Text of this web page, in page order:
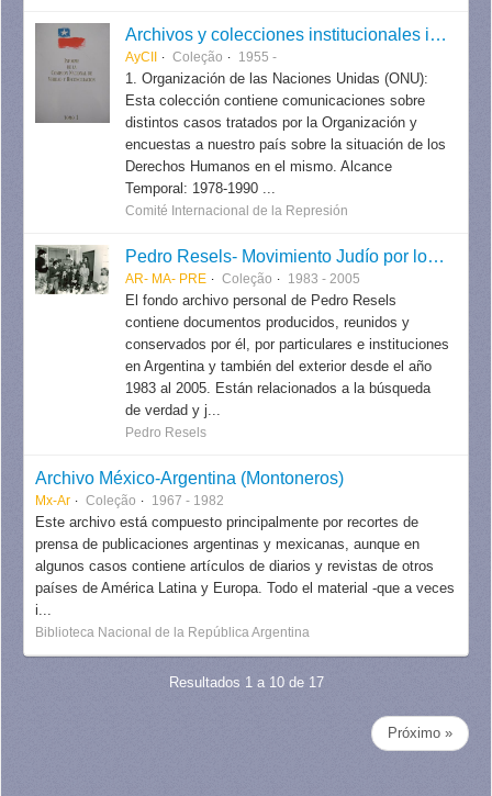
Archivos y colecciones institucionales internacionales
AyCII Coleção 1955 -
1. Organización de las Naciones Unidas (ONU):
Esta colección contiene comunicaciones sobre
distintos casos tratados por la Organización y
encuestas a nuestro país sobre la situación de los
Derechos Humanos en el mismo. Alcance
Temporal: 1978-1990 ...
Comité Internacional de la Represión
Pedro Resels- Movimiento Judío por los Derechos Humanos
AR- MA- PRE Coleção 1983 - 2005
El fondo archivo personal de Pedro Resels
contiene documentos producidos, reunidos y
conservados por él, por particulares e instituciones
en Argentina y también del exterior desde el año
1983 al 2005. Están relacionados a la búsqueda
de verdad y j...
Pedro Resels
Archivo México-Argentina (Montoneros)
Mx-Ar Coleção 1967 - 1982
Este archivo está compuesto principalmente por recortes de
prensa de publicaciones argentinas y mexicanas, aunque en
algunos casos contiene artículos de diarios y revistas de otros
países de América Latina y Europa. Todo el material -que a veces
i...
Biblioteca Nacional de la República Argentina
Resultados 1 a 10 de 17
Próximo »